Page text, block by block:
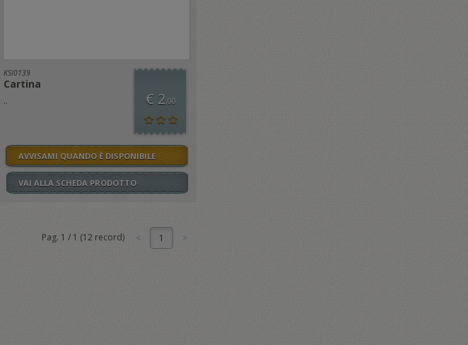
KSI0139
Cartina
.. € 2,00
AVVISAMI QUANDO È DISPONIBILE
VAI ALLA SCHEDA PRODOTTO
Pag. 1 / 1 (12 record) 1